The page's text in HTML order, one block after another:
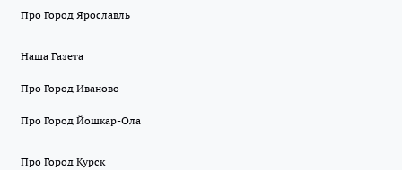
Про Город Ярославль
Наша Газета
Про Город Иваново
Про Город Йошкар-Ола
Про Город Курск